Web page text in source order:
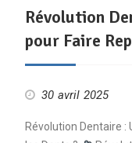
Révolution
pour Faire
30 avril 2025
Révolution Dentaire :